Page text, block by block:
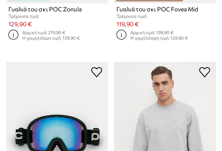
Γυαλιά του σκι POC Zonula
Τρέχουσα τιμή:
129,90 €
Αρχική τιμή:219,90 €
Η χαμηλότερη τιμή:139,90 €
Γυαλιά του σκι POC Fovea Mid
Τρέχουσα τιμή:
119,90 €
Αρχική τιμή:199,90 €
Η χαμηλότερη τιμή:129,90 €